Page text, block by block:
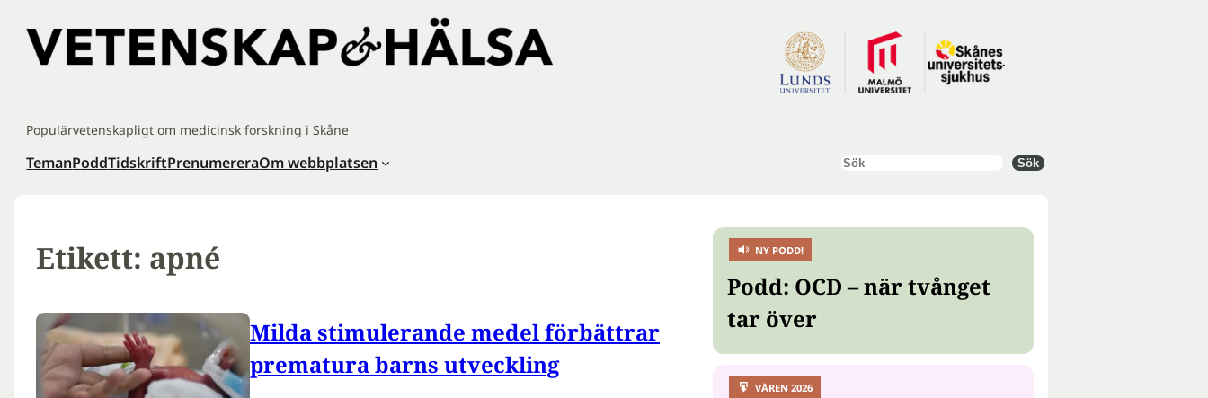
innehåll
Populärvetenskapligt om medicinsk forskning i Skåne
TemanPoddTidskriftPrenumereraOm webbplatsen Sök Sök
Etikett: apné
Milda stimulerande medel förbättrar
prematura barns utveckling
NY PODD!
Podd: OCD – när tvånget
tar över
VÅREN 2026